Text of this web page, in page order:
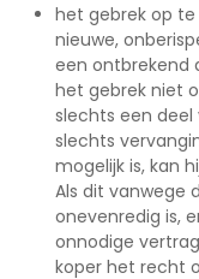
het gebrek op
nieuwe,
een ontbrekend
het gebrek niet
slechts een deel
slechts
mogelijk is, kan
Als dit vanwege
onevenredig is,
onnodige
koper het recht